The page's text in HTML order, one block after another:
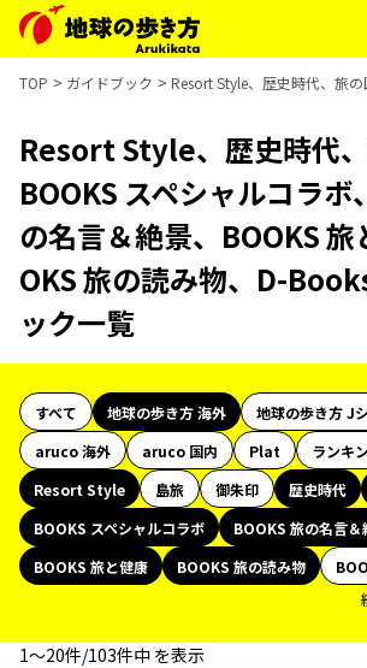
TOP ガイドブック Resort Style、歴史時代、旅
Resort Style、歴史時代、
BOOKS スペシャルコラボ
の名言＆絶景、BOOKS
OKS 旅の読み物、D-
ック一覧
すべて 地球の歩き方 海外
地球の歩き方 J
aruco 海外
aruco 国内 Plat
ランキ
Resort Style
島旅 御朱印 歴史時代
BOOKS スペシャルコラボ
BOOKS 旅の名言＆
BOOKS 旅と健康
BOOKS 旅の読み物
1〜20件/103件中 を表示